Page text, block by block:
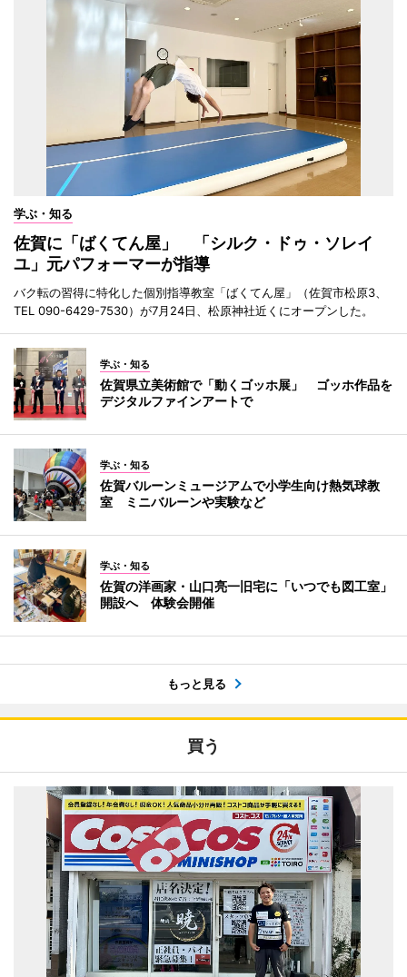
学ぶ・知る
佐賀に「ばくてん屋」 「シルク・ドゥ・ソレイ
ユ」元パフォーマーが指導
バク転の習得に特化した個別指導教室「ばくてん屋」（佐賀市松原3、
TEL 090-6429-7530）が7月24日、松原神社近くにオープンした。
学ぶ・知る
佐賀県立美術館で「動くゴッホ展」 ゴッホ作品を
デジタルファインアートで
学ぶ・知る
佐賀バルーンミュージアムで小学生向け熱気球教
室 ミニバルーンや実験など
学ぶ・知る
佐賀の洋画家・山口亮一旧宅に「いつでも図工室」
開設へ 体験会開催
もっと見る
買う